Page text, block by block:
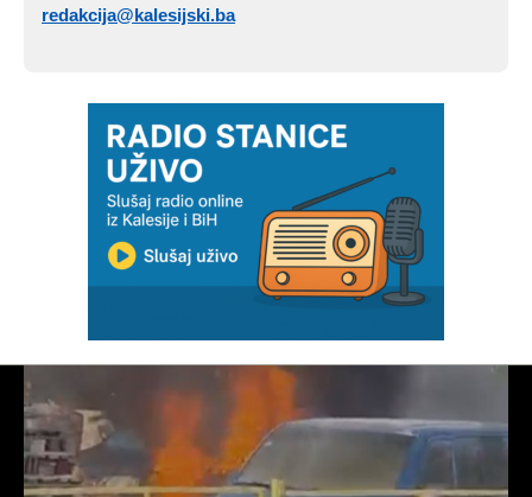
redakcija@kalesijski.ba